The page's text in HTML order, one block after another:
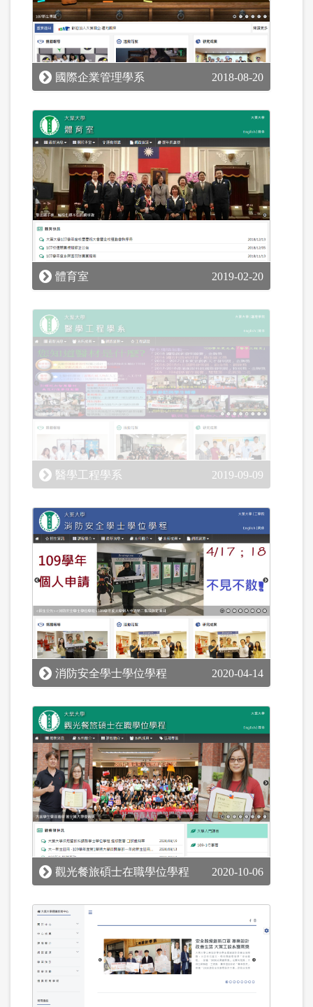
國際企業管理學系 2018-08-20
體育室 2019-02-20
醫學工程學系 2019-09-09
消防安全學士學位學程 2020-04-14
觀光餐旅碩士在職學位學程 2020-10-06